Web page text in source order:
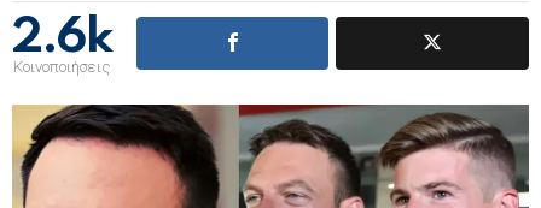
2.6k
Κοινοποιήσεις